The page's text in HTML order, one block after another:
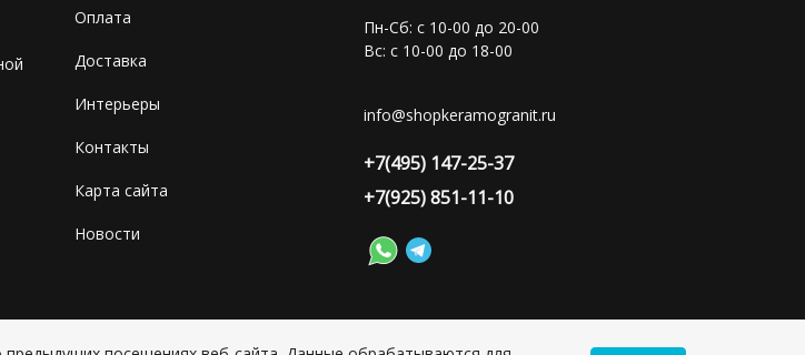
Оплата
Доставка
Интерьеры
Контакты
Карта сайта
Новости
Пн-Сб: с 10-00 до 20-00
Вс: с 10-00 до 18-00
info@shopkeramogranit.ru
+7(495) 147-25-37
+7(925) 851-11-10